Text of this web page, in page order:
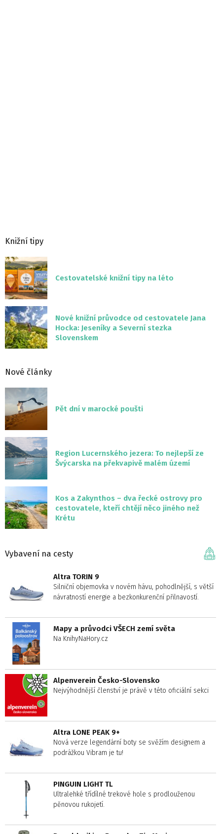
Knižní tipy
Cestovatelské knižní tipy na léto
Nové knižní průvodce od cestovatele Jana
Hocka: Jeseníky a Severní stezka
Slovenskem
Nové články
Pět dní v marocké poušti
Region Lucernského jezera: To nejlepší ze
Švýcarska na překvapivě malém území
Kos a Zakynthos – dva řecké ostrovy pro
cestovatele, kteří chtějí něco jiného než
Krétu
Vybavení na cesty
Altra TORIN 9
Silniční objemovka v novém hávu, pohodlnější, s větší
návratností energie a bezkonkurenční přilnavostí.
Mapy a průvodci VŠECH zemí světa
Na KnihyNaHory.cz
Alpenverein Česko-Slovensko
Nejvýhodnější členství je právě v této oficiální sekci
Altra LONE PEAK 9+
Nová verze legendární boty se svěžím designem a
podrážkou Vibram je tu!
PINGUIN LIGHT TL
Ultralehké třídílné trekové hole s prodlouženou
pěnovou rukojetí.